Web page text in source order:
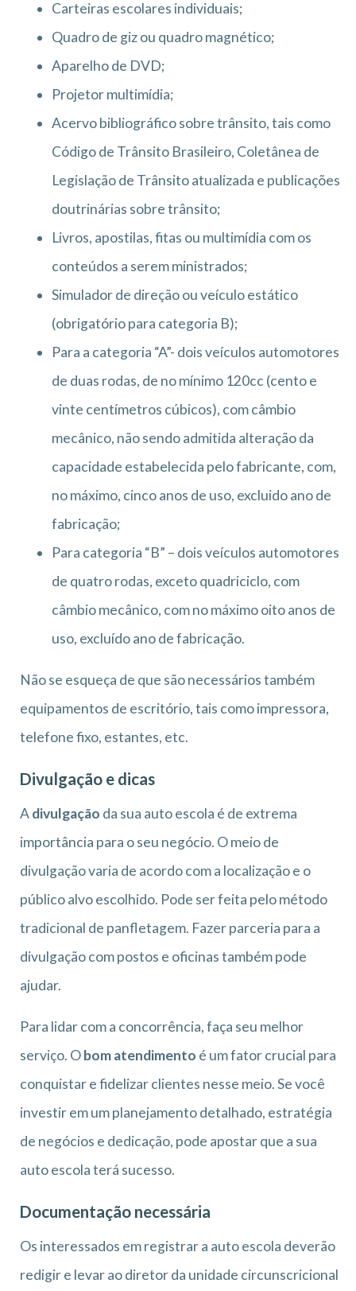
Carteiras escolares individuais;
Quadro de giz ou quadro magnético;
Aparelho de DVD;
Projetor multimídia;
Acervo bibliográfico sobre trânsito, tais como
Código de Trânsito Brasileiro, Coletânea de
Legislação de Trânsito atualizada e publicações
doutrinárias sobre trânsito;
Livros, apostilas, fitas ou multimídia com os
conteúdos a serem ministrados;
Simulador de direção ou veículo estático
(obrigatório para categoria B);
Para a categoria “A”- dois veículos automotores
de duas rodas, de no mínimo 120cc (cento e
vinte centímetros cúbicos), com câmbio
mecânico, não sendo admitida alteração da
capacidade estabelecida pelo fabricante, com,
no máximo, cinco anos de uso, excluido ano de
fabricação;
Para categoria “B” – dois veículos automotores
de quatro rodas, exceto quadriciclo, com
câmbio mecânico, com no máximo oito anos de
uso, excluído ano de fabricação.
Não se esqueça de que são necessários também
equipamentos de escritório, tais como impressora,
telefone fixo, estantes, etc.
Divulgação e dicas
Adivulgação da sua auto escola é de extrema
importância para o seu negócio. O meio de
divulgação varia de acordo com a localização e o
público alvo escolhido. Pode ser feita pelo método
tradicional de panfletagem. Fazer parceria para a
divulgação com postos e oficinas também pode
ajudar.
Para lidar com a concorrência, faça seu melhor
serviço. Obom atendimento é um fator crucial para
conquistar e fidelizar clientes nesse meio. Se você
investir em um planejamento detalhado, estratégia
de negócios e dedicação, pode apostar que a sua
auto escola terá sucesso.
Documentação necessária
Os interessados em registrar a auto escola deverão
redigir e levar ao diretor da unidade circunscricional